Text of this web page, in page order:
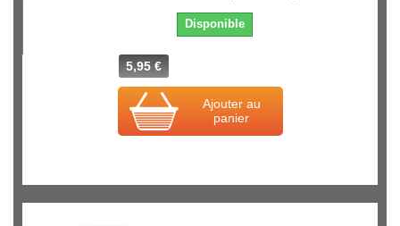
Disponible
5,95 €
Ajouter au
panier